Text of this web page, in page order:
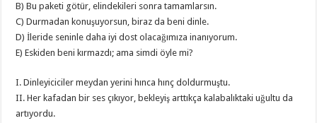
B) Bu paketi götür, elindekileri sonra tamamlarsın.
C) Durmadan konuşuyorsun, biraz da beni dinle.
D) İleride seninle daha iyi dost olacağımıza inanıyorum.
E) Eskiden beni kırmazdı; ama simdi öyle mi?
I. Dinleyiciciler meydan yerini hınca hınç doldurmuştu.
II. Her kafadan bir ses çıkıyor, bekleyiş arttıkça kalabalıktaki uğultu da
artıyordu.